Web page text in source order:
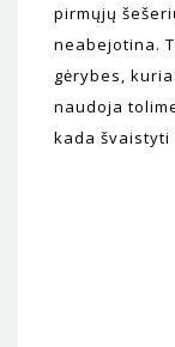
pirmųjų
neabejotina.
gėrybes,
naudoja
kada švaistyti